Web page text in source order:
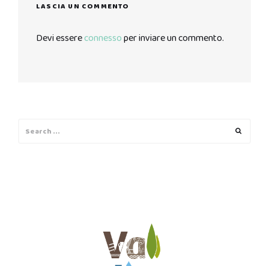
LASCIA UN COMMENTO
Devi essereconnessoper inviare un commento.
for: